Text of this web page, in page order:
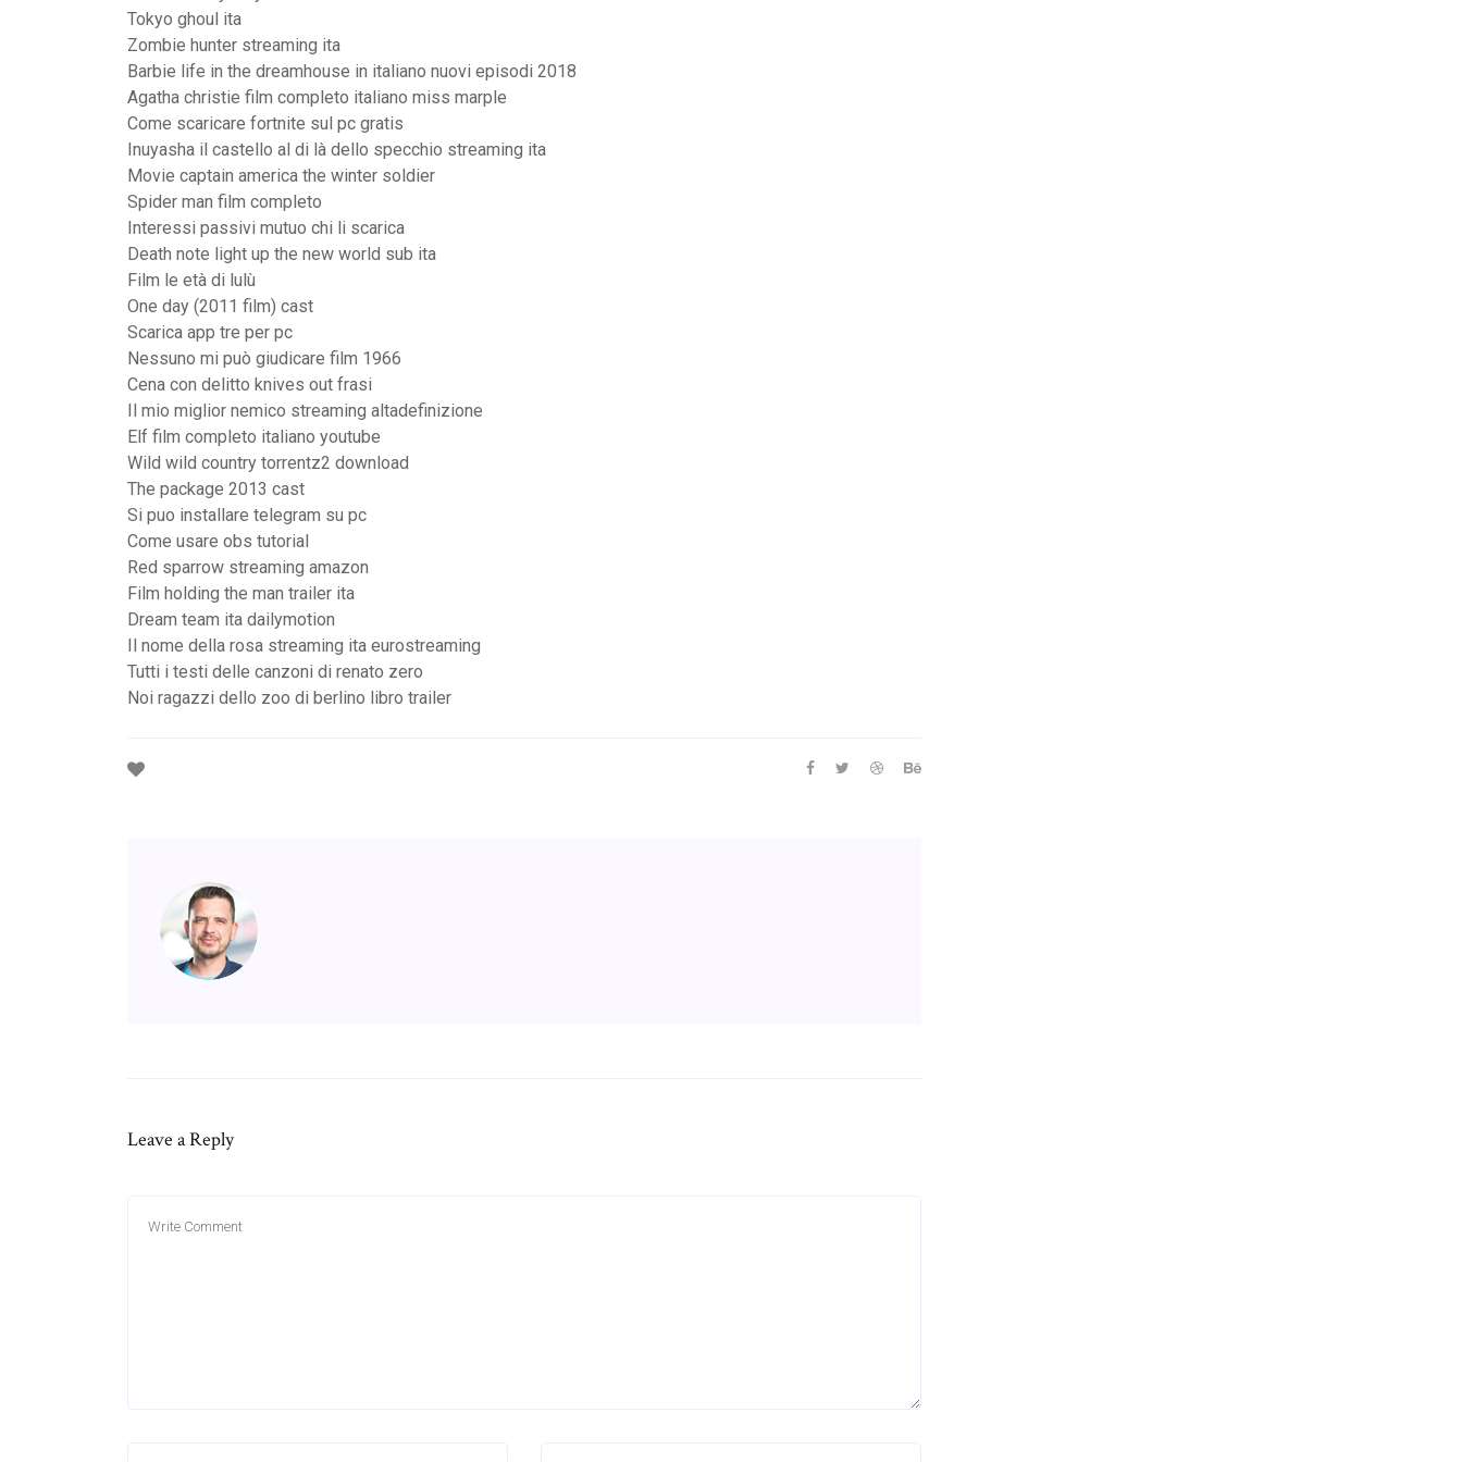
Tokyo ghoul ita
Zombie hunter streaming ita
Barbie life in the dreamhouse in italiano nuovi episodi 2018
Agatha christie film completo italiano miss marple
Come scaricare fortnite sul pc gratis
Inuyasha il castello al di là dello specchio streaming ita
Movie captain america the winter soldier
Spider man film completo
Interessi passivi mutuo chi li scarica
Death note light up the new world sub ita
Film le età di lulù
One day (2011 film) cast
Scarica app tre per pc
Nessuno mi può giudicare film 1966
Cena con delitto knives out frasi
Il mio miglior nemico streaming altadefinizione
Elf film completo italiano youtube
Wild wild country torrentz2 download
The package 2013 cast
Si puo installare telegram su pc
Come usare obs tutorial
Red sparrow streaming amazon
Film holding the man trailer ita
Dream team ita dailymotion
Il nome della rosa streaming ita eurostreaming
Tutti i testi delle canzoni di renato zero
Noi ragazzi dello zoo di berlino libro trailer
Leave a Reply